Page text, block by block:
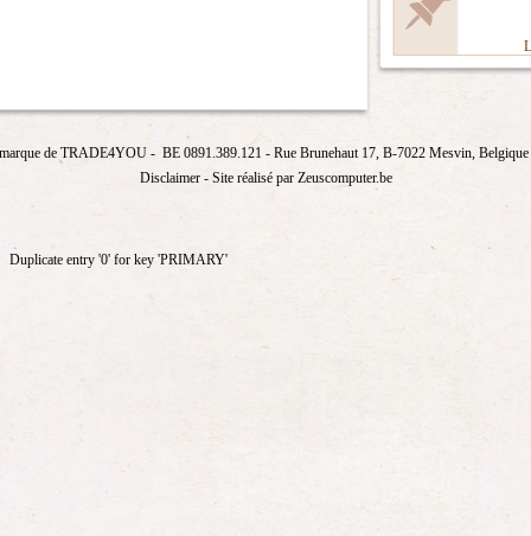
de TRADE4YOU- BE 0891.389.121 - Rue Brunehaut 17, B-7022 Mesvin,
Disclaimer- Site réalisé par Zeuscomputer.be
Duplicate entry '0' for key 'PRIMARY'